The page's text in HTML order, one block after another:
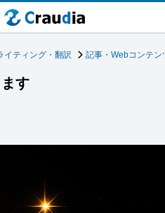
イティング・翻訳 記事・Webコンテン
す